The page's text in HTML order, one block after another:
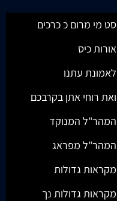
סט מי מרום כ כרכים
אורות כיס
לאמונת עתנו
ואת רוחי אתן בקרבכם
המהר"ל המנוקד
המהר"ל מפראג
מקראות גדולות
מקראות גדולות נך